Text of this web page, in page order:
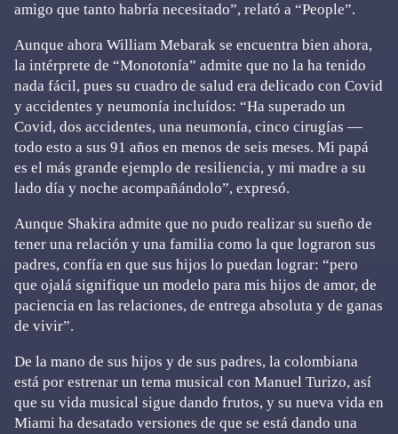
amigo que tanto habría necesitado”, relató a “People”.
Aunque ahora William Mebarak se encuentra bien ahora,
la intérprete de “Monotonía” admite que no la ha tenido
nada fácil, pues su cuadro de salud era delicado con Covid
y accidentes y neumonía incluídos: “Ha superado un
Covid, dos accidentes, una neumonía, cinco cirugías —
todo esto a sus 91 años en menos de seis meses. Mi papá
es el más grande ejemplo de resiliencia, y mi madre a su
lado día y noche acompañándolo”, expresó.
Aunque Shakira admite que no pudo realizar su sueño de
tener una relación y una familia como la que lograron sus
padres, confía en que sus hijos lo puedan lograr: “pero
que ojalá signifique un modelo para mis hijos de amor, de
paciencia en las relaciones, de entrega absoluta y de ganas
de vivir”.
De la mano de sus hijos y de sus padres, la colombiana
está por estrenar un tema musical con Manuel Turizo, así
que su vida musical sigue dando frutos, y su nueva vida en
Miami ha desatado versiones de que se está dando una